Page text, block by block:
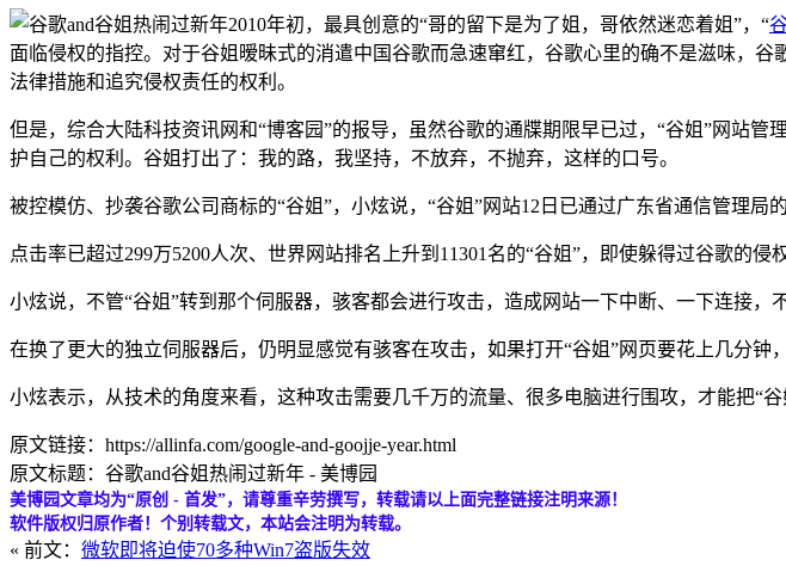
2010年初，最具创意的“哥的留下是为了姐，哥依然迷恋着姐”，“
面临侵权的指控。对于谷姐暧昧式的消遣中国谷歌而急速窜红，谷歌心里的确不是滋味，
法律措施和追究侵权责任的权利。
但是，综合大陆科技资讯网和“博客园”的报导，虽然谷歌的通牒期限早已过，“谷姐”网站
护自己的权利。谷姐打出了：我的路，我坚持，不放弃，不抛弃，这样的口号。
被控模仿、抄袭谷歌公司商标的“谷姐”，小炫说，“谷姐”网站12日已通过广东省通信管理局
点击率已超过299万5200人次、世界网站排名上升到11301名的“谷姐”，即使躲得过谷歌的
小炫说，不管“谷姐”转到那个伺服器，骇客都会进行攻击，造成网站一下中断、一下连接，
在换了更大的独立伺服器后，仍明显感觉有骇客在攻击，如果打开“谷姐”网页要花上几分钟
小炫表示，从技术的角度来看，这种攻击需要几千万的流量、很多电脑进行围攻，才能把“
原文链接：https://allinfa.com/google-and-goojje-year.html
原文标题：谷歌and谷姐热闹过新年 - 美博园
美博园文章均为“原创 - 首发”，请尊重辛劳撰写，转载请以上面完整链接注明来源！
软件版权归原作者！个别转载文，本站会注明为转载。
« 前文： 微软即将迫使70多种Win7盗版失效